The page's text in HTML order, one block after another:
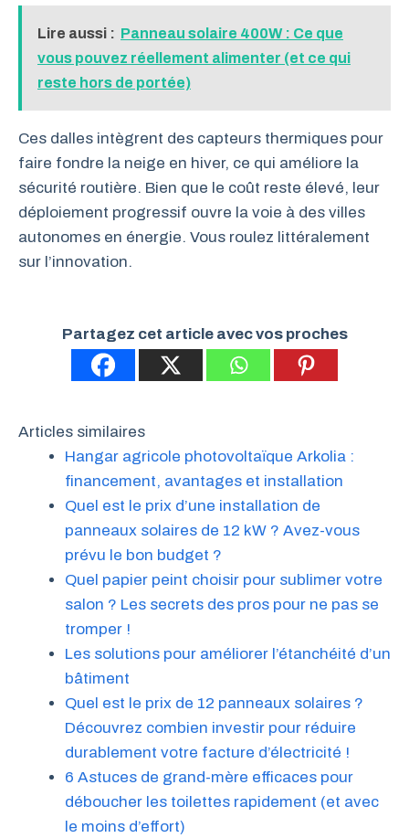
Lire aussi : Panneau solaire 400W : Ce que
vous pouvez réellement alimenter (et ce qui
reste hors de portée)
Ces dalles intègrent des capteurs thermiques pour
faire fondre la neige en hiver, ce qui améliore la
sécurité routière. Bien que le coût reste élevé, leur
déploiement progressif ouvre la voie à des villes
autonomes en énergie. Vous roulez littéralement
sur l’innovation.
Partagez cet article avec vos proches
Articles similaires
Hangar agricole photovoltaïque Arkolia :
financement, avantages et installation
Quel est le prix d’une installation de
panneaux solaires de 12 kW ? Avez-vous
prévu le bon budget ?
Quel papier peint choisir pour sublimer votre
salon ? Les secrets des pros pour ne pas se
tromper !
Les solutions pour améliorer l’étanchéité d’un
bâtiment
Quel est le prix de 12 panneaux solaires ?
Découvrez combien investir pour réduire
durablement votre facture d’électricité !
6 Astuces de grand-mère efficaces pour
déboucher les toilettes rapidement (et avec
le moins d’effort)